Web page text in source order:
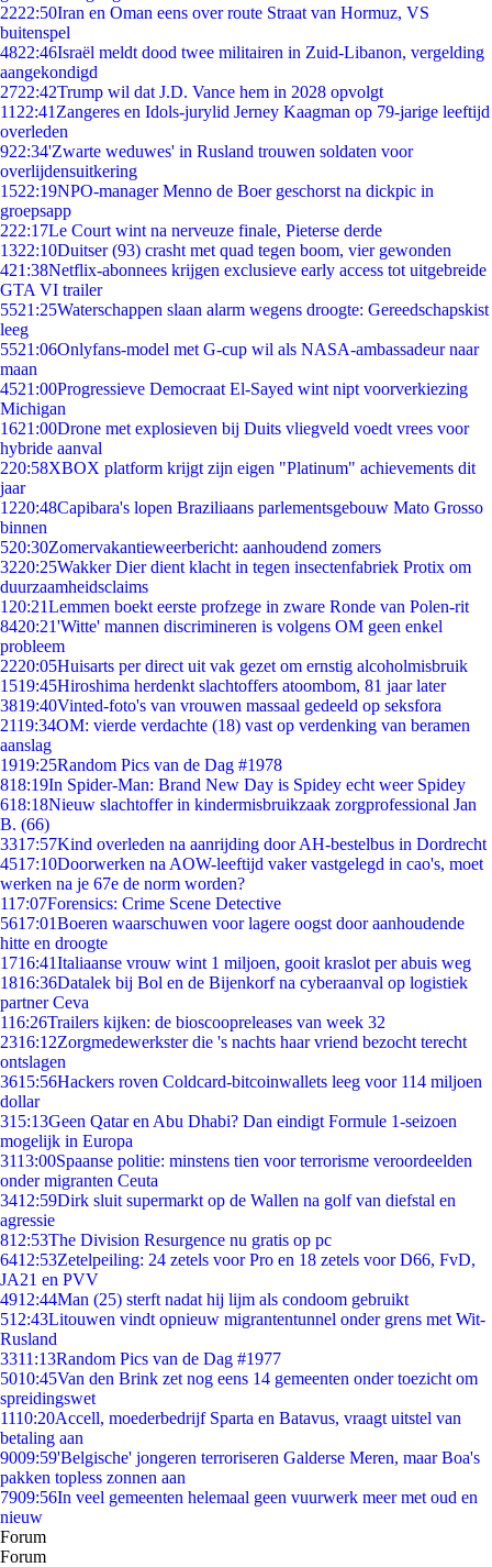
2222:50Iran en Oman eens over route Straat van Hormuz, VS
buitenspel
4822:46Israël meldt dood twee militairen in Zuid-Libanon, vergelding
aangekondigd
2722:42Trump wil dat J.D. Vance hem in 2028 opvolgt
11 22:41 Zangeres en Idols-jurylid Jerney Kaagman op 79-jarige leeftijd
overleden
922:34'Zwarte weduwes' in Rusland trouwen soldaten voor
overlijdensuitkering
1522:19NPO-manager Menno de Boer geschorst na dickpic in
groepsapp
222:17Le Court wint na nerveuze finale, Pieterse derde
1322:10Duitser (93) crasht met quad tegen boom, vier gewonden
421:38Netflix-abonnees krijgen exclusieve early access tot uitgebreide
GTA VI trailer
5521:25Waterschappen slaan alarm wegens droogte: Gereedschapskist
leeg
5521:06Onlyfans-model met G-cup wil als NASA-ambassadeur naar
maan
4521:00Progressieve Democraat El-Sayed wint nipt voorverkiezing
Michigan
1621:00Drone met explosieven bij Duits vliegveld voedt vrees voor
hybride aanval
220:58XBOX platform krijgt zijn eigen "Platinum" achievements dit
jaar
1220:48Capibara's lopen Braziliaans parlementsgebouw Mato Grosso
binnen
520:30Zomervakantieweerbericht: aanhoudend zomers
3220:25Wakker Dier dient klacht in tegen insectenfabriek Protix om
duurzaamheidsclaims
1 20:21Lemmen boekt eerste profzege in zware Ronde van Polen-rit
8420:21'Witte' mannen discrimineren is volgens OM geen enkel
probleem
2220:05Huisarts per direct uit vak gezet om ernstig alcoholmisbruik
1519:45Hiroshima herdenkt slachtoffers atoombom, 81 jaar later
3819:40Vinted-foto's van vrouwen massaal gedeeld op seksfora
2119:34OM: vierde verdachte (18) vast op verdenking van beramen
aanslag
1919:25Random Pics van de Dag #1978
818:19In Spider-Man: Brand New Day is Spidey echt weer Spidey
618:18Nieuw slachtoffer in kindermisbruikzaak zorgprofessional Jan
B. (66)
3317:57Kind overleden na aanrijding door AH-bestelbus in Dordrecht
4517:10Doorwerken na AOW-leeftijd vaker vastgelegd in cao's, moet
werken na je 67e de norm worden?
117:07Forensics: Crime Scene Detective
5617:01Boeren waarschuwen voor lagere oogst door aanhoudende
hitte en droogte
1716:41Italiaanse vrouw wint 1 miljoen, gooit kraslot per abuis weg
1816:36Datalek bij Bol en de Bijenkorf na cyberaanval op logistiek
partner Ceva
116:26Trailers kijken: de bioscoopreleases van week 32
2316:12Zorgmedewerkster die 's nachts haar vriend bezocht terecht
ontslagen
3615:56Hackers roven Coldcard-bitcoinwallets leeg voor 114 miljoen
dollar
315:13Geen Qatar en Abu Dhabi? Dan eindigt Formule 1-seizoen
mogelijk in Europa
3113:00Spaanse politie: minstens tien voor terrorisme veroordeelden
onder migranten Ceuta
3412:59Dirk sluit supermarkt op de Wallen na golf van diefstal en
agressie
812:53The Division Resurgence nu gratis op pc
6412:53Zetelpeiling: 24 zetels voor Pro en 18 zetels voor D66, FvD,
JA21 en PVV
4912:44Man (25) sterft nadat hij lijm als condoom gebruikt
512:43Litouwen vindt opnieuw migrantentunnel onder grens met Wit-
Rusland
3311:13Random Pics van de Dag #1977
5010:45Van den Brink zet nog eens 14 gemeenten onder toezicht om
spreidingswet
1110:20Accell, moederbedrijf Sparta en Batavus, vraagt uitstel van
betaling aan
9009:59'Belgische' jongeren terroriseren Galderse Meren, maar Boa's
pakken topless zonnen aan
7909:56In veel gemeenten helemaal geen vuurwerk meer met oud en
nieuw
Forum
Forum